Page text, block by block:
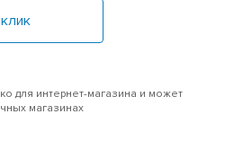
для интернет-магазина и может
магазинах